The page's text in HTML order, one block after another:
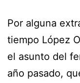
Por alguna
tiempo López
el asunto del
año pasado,